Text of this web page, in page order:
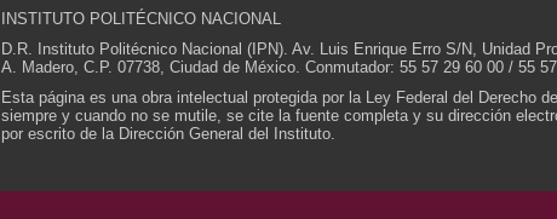
INSTITUTO POLITÉCNICO NACIONAL
D.R. Instituto Politécnico Nacional (IPN). Av. Luis Enrique Erro S/N, Unidad
A. Madero, C.P. 07738, Ciudad de México. Conmutador: 55 57 29 60 00 / 55
Esta página es una obra intelectual protegida por la Ley Federal del Derecho
siempre y cuando no se mutile, se cite la fuente completa y su dirección
por escrito de la Dirección General del Instituto.